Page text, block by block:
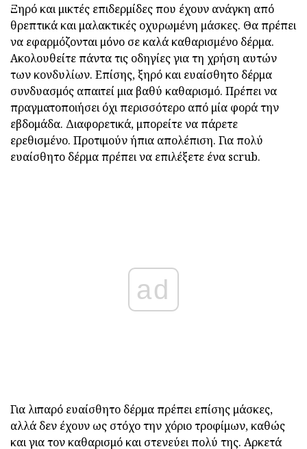
Ξηρό και μικτές επιδερμίδες που έχουν ανάγκη από
θρεπτικά και μαλακτικές οχυρωμένη μάσκες. Θα πρέπει
να εφαρμόζονται μόνο σε καλά καθαρισμένο δέρμα.
Ακολουθείτε πάντα τις οδηγίες για τη χρήση αυτών
των κονδυλίων. Επίσης, ξηρό και ευαίσθητο δέρμα
συνδυασμός απαιτεί μια βαθύ καθαρισμό. Πρέπει να
πραγματοποιήσει όχι περισσότερο από μία φορά την
εβδομάδα. Διαφορετικά, μπορείτε να πάρετε
ερεθισμένο. Προτιμούν ήπια απολέπιση. Για πολύ
ευαίσθητο δέρμα πρέπει να επιλέξετε ένα scrub.
ad
Για λιπαρό ευαίσθητο δέρμα πρέπει επίσης μάσκες,
αλλά δεν έχουν ως στόχο την χόριο τροφίμων, καθώς
και για τον καθαρισμό και στενεύει πολύ της. Αρκετά